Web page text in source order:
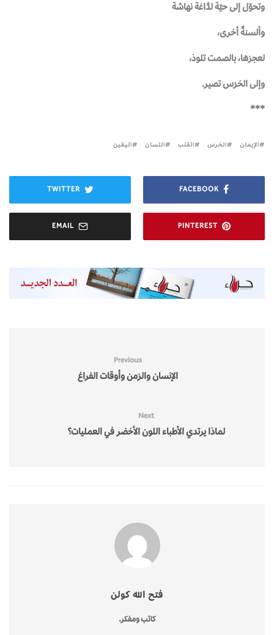
وتحوّل إلى حيّة لدَّاغة نهاشة
وألسنةٌ أخرى،
لعجزها، بالصمت تلوذ،
وإلى الخرَس تصير.
***
الإيمان الخرس القلب اللسان اليقين
FACEBOOK
TWITTER
PINTEREST
EMAIL
Previous
الإنسان والزمن وأوقات الفراغ
Next
لماذا يرتدي الأطباء اللون الأخضر في العمليات؟
فتح الله كولن
كاتب ومفكر.